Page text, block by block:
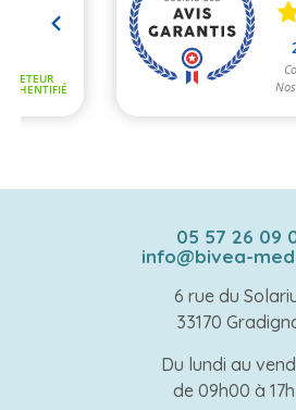
05 57 26 09
info@bivea-
6 rue du
33170
Du lundi au
de 09h00 à